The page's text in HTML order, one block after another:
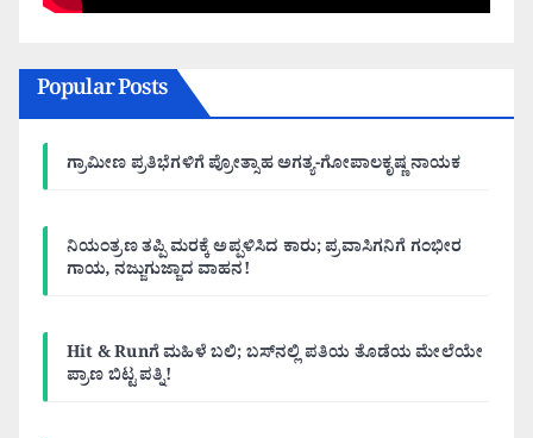
Popular Posts
ಗ್ರಾಮೀಣ ಪ್ರತಿಭೆಗಳಿಗೆ ಪ್ರೋತ್ಸಾಹ ಅಗತ್ಯ-ಗೋಪಾಲಕೃಷ್ಣ ನಾಯಕ
ನಿಯಂತ್ರಣ ತಪ್ಪಿ ಮರಕ್ಕೆ ಅಪ್ಪಳಿಸಿದ ಕಾರು; ಪ್ರವಾಸಿಗನಿಗೆ ಗಂಭೀರ
ಗಾಯ, ನಜ್ಜುಗುಜ್ಜಾದ ವಾಹನ!
Hit & Runಗೆ ಮಹಿಳೆ ಬಲಿ; ಬಸ್‌ನಲ್ಲಿ ಪತಿಯ ತೊಡೆಯ ಮೇಲೆಯೇ
ಪ್ರಾಣ ಬಿಟ್ಟ ಪತ್ನಿ!